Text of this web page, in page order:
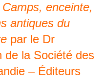
Camps, enceinte,
antiques du
par le Dr
de la Société des
– Éditeurs